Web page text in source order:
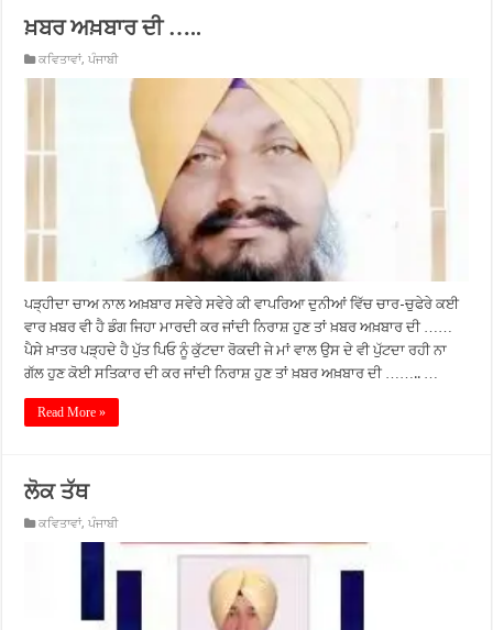
ਖ਼ਬਰ ਅਖ਼ਬਾਰ ਦੀ …..
ਕਵਿਤਾਵਾਂ,ਪੰਜਾਬੀ
ਪੜ੍ਹੀਦਾ ਚਾਅ ਨਾਲ ਅਖ਼ਬਾਰ ਸਵੇਰੇ ਸਵੇਰੇ ਕੀ ਵਾਪਰਿਆ ਦੁਨੀਆਂ ਵਿੱਚ ਚਾਰ-ਚੁਫੇਰੇ ਕਈ
ਵਾਰ ਖ਼ਬਰ ਵੀ ਹੈ ਡੰਗ ਜਿਹਾ ਮਾਰਦੀ ਕਰ ਜਾਂਦੀ ਨਿਰਾਸ਼ ਹੁਣ ਤਾਂ ਖ਼ਬਰ ਅਖ਼ਬਾਰ ਦੀ ……
ਪੈਸੇ ਖ਼ਾਤਰ ਪੜ੍ਹਦੇ ਹੈ ਪੁੱਤ ਪਿਓ ਨੂੰ ਕੁੱਟਦਾ ਰੋਕਦੀ ਜੇ ਮਾਂ ਵਾਲ ਉਸ ਦੇ ਵੀ ਪੁੱਟਦਾ ਰਹੀ ਨਾ
ਗੱਲ ਹੁਣ ਕੋਈ ਸਤਿਕਾਰ ਦੀ ਕਰ ਜਾਂਦੀ ਨਿਰਾਸ਼ ਹੁਣ ਤਾਂ ਖ਼ਬਰ ਅਖ਼ਬਾਰ ਦੀ …….. …
Read More »
ਲੋਕ ਤੱਥ
ਕਵਿਤਾਵਾਂ,ਪੰਜਾਬੀ